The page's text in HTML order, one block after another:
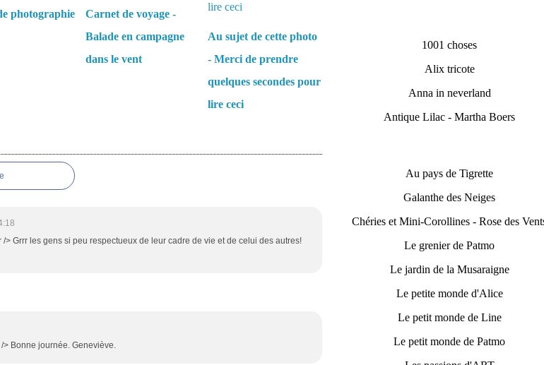
photographie
Carnet de voyage -
Balade en campagne
dans le vent
Au sujet de cette photo
- Merci de prendre
quelques secondes pour
lire ceci
/> Grrr les gens si peu respectueux de leur cadre de vie et de celui des autres!
> Bonne journée. Geneviève.
1001 choses
Alix tricote
Anna in neverland
Antique Lilac - Martha Boers
Au pays de Tigrette
Galanthe des Neiges
Chéries et Mini-Corollines - Rose des
Le grenier de Patmo
Le jardin de la Musaraigne
Le petite monde d'Alice
Le petit monde de Line
Le petit monde de Patmo